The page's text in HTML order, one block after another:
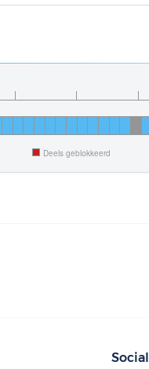
Deels geblokkeerd
Social